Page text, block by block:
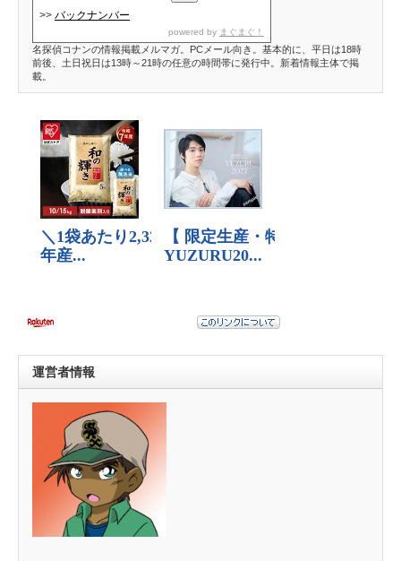
>> バックナンバー
powered by まぐまぐ！
名探偵コナンの情報掲載メルマガ。PCメール向き。基本的に、平日は18時
前後、土日祝日は13時～21時の任意の時間帯に発行中。新着情報主体で掲
載。
運営者情報